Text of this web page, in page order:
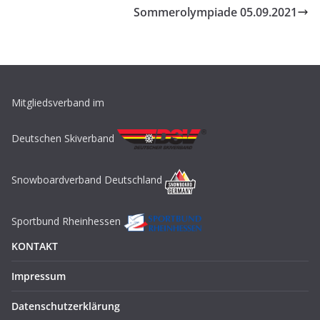
Sommerolympiade 05.09.2021
Mitgliedsverband im
Deutschen Skiverband
Snowboardverband Deutschland
Sportbund Rheinhessen
KONTAKT
Impressum
Datenschutzerklärung